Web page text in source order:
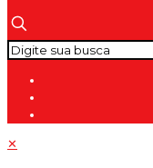
✕